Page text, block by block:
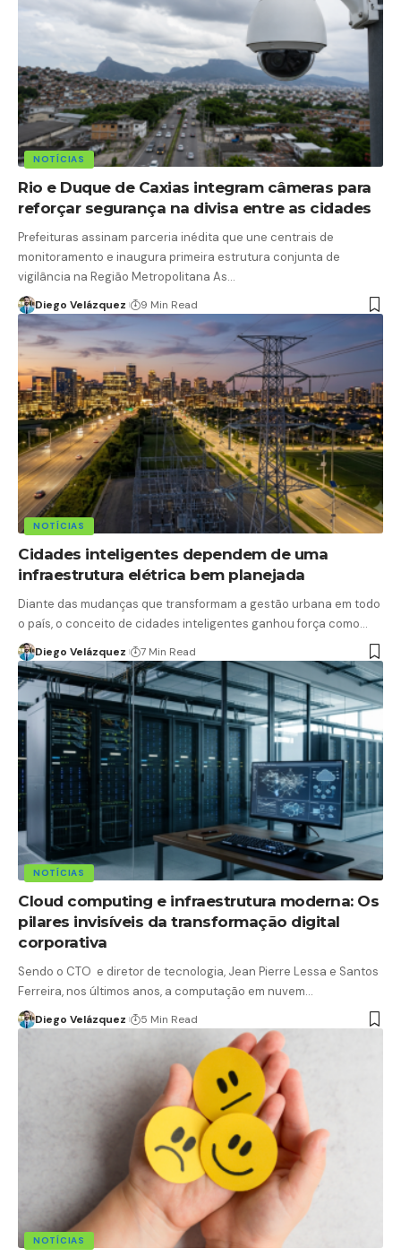
NOTÍCIAS
Rio e Duque de Caxias integram câmeras para
reforçar segurança na divisa entre as cidades
Prefeituras assinam parceria inédita que une centrais de
monitoramento e inaugura primeira estrutura conjunta de
vigilância na Região Metropolitana As…
Diego Velázquez 9 Min Read
NOTÍCIAS
Cidades inteligentes dependem de uma
infraestrutura elétrica bem planejada
Diante das mudanças que transformam a gestão urbana em todo
o país, o conceito de cidades inteligentes ganhou força como…
Diego Velázquez 7 Min Read
NOTÍCIAS
Cloud computing e infraestrutura moderna: Os
pilares invisíveis da transformação digital
corporativa
Sendo o CTO e diretor de tecnologia, Jean Pierre Lessa e Santos
Ferreira, nos últimos anos, a computação em nuvem…
Diego Velázquez 5 Min Read
NOTÍCIAS